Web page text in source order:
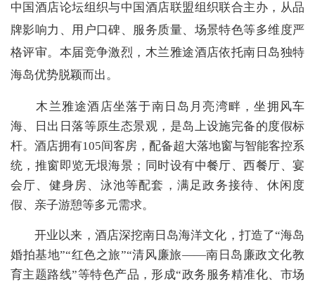
中国酒店论坛组织与中国酒店联盟组织联合主办，从品
牌影响力、用户口碑、服务质量、场景特色等多维度严
格评审。本届竞争激烈，木兰雅途酒店依托南日岛独特
海岛优势脱颖而出。
木兰雅途酒店坐落于南日岛月亮湾畔，坐拥风车
海、日出日落等原生态景观，是岛上设施完备的度假标
杆。酒店拥有105间客房，配备超大落地窗与智能客控系
统，推窗即览无垠海景；同时设有中餐厅、西餐厅、宴
会厅、健身房、泳池等配套，满足政务接待、休闲度
假、亲子游憩等多元需求。
开业以来，酒店深挖南日岛海洋文化，打造了“海岛
婚拍基地”“红色之旅”“清风廉旅——南日岛廉政文化教
育主题路线”等特色产品，形成“政务服务精准化、市场